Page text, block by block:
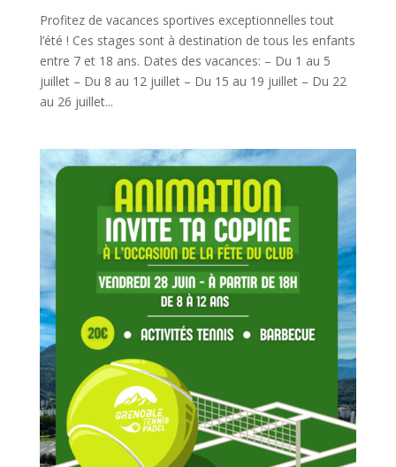
Profitez de vacances sportives exceptionnelles tout
l’été ! Ces stages sont à destination de tous les enfants
entre 7 et 18 ans. Dates des vacances: – Du 1 au 5
juillet – Du 8 au 12 juillet – Du 15 au 19 juillet – Du 22
au 26 juillet...